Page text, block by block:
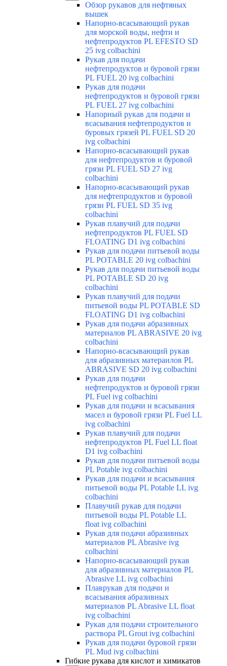
Обзор рукавов для нефтяных
вышек
Напорно-всасывающий рукав
для морской воды, нефти и
нефтепродуктов PL EFESTO SD
25 ivg colbachini
Рукав для подачи
нефтепродуктов и буровой грязи
PL FUEL 20 ivg colbachini
Рукав для подачи
нефтепродуктов и буровой грязи
PL FUEL 27 ivg colbachini
Напорный рукав для подачи и
всасывания нефтепродуктов и
буровых грязей PL FUEL SD 20
ivg colbachini
Напорно-всасывающий рукав
для нефтепродуктов и буровой
грязи PL FUEL SD 27 ivg
colbachini
Напорно-всасывающий рукав
для нефтепродуктов и буровой
грязи PL FUEL SD 35 ivg
colbachini
Рукав плавучий для подачи
нефтепродуктов PL FUEL SD
FLOATING D1 ivg colbachini
Рукав для подачи питьевой воды
PL POTABLE 20 ivg colbachini
Рукав для подачи питьевой воды
PL POTABLE SD 20 ivg
colbachini
Рукав плавучий для подачи
питьевой воды PL POTABLE SD
FLOATING D1 ivg colbachini
Рукав для подачи абразивных
материалов PL ABRASIVE 20 ivg
colbachini
Напорно-всасывающий рукав
для абразивных матераилов PL
ABRASIVE SD 20 ivg colbachini
Рукав для подачи
нефтепродуктов и буровой грязи
PL Fuel ivg colbachini
Рукав для подачи и всасывания
масел и буровой грязи PL Fuel LL
ivg colbachini
Рукав плавучий для подачи
нефтепродуктов PL Fuel LL float
D1 ivg colbachini
Рукав для подачи питьевой воды
PL Potable ivg colbachini
Рукав для подачи и всасывания
питьевой воды PL Potable LL ivg
colbachini
Плавучий рукав для подачи
питьевой воды PL Potable LL
float ivg colbachini
Рукав для подачи абразивных
материалов PL Abrasive ivg
colbachini
Напорно-всасывающий рукав
для абразивных материалов PL
Abrasive LL ivg colbachini
Плаврукав для подачи и
всасывания абразивных
материалов PL Abrasive LL float
ivg colbachini
Рукав для подачи строительного
раствора PL Grout ivg colbachini
Рукав для подачи буровой грязи
PL Mud ivg colbachini
Гибкие рукава для кислот и химикатов